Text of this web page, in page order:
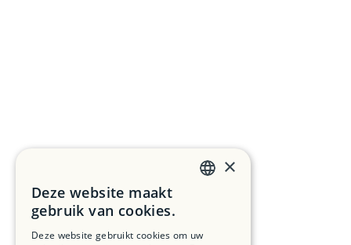
×
Deze website maakt
gebruik van cookies.
Deze website gebruikt cookies om uw